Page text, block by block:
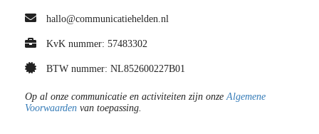
hallo@communicatiehelden.nl
KvK nummer: 57483302
BTW nummer: NL852600227B01
Op al onze communicatie en activiteiten zijn onzeAlgemene
Voorwaarden van toepassing.